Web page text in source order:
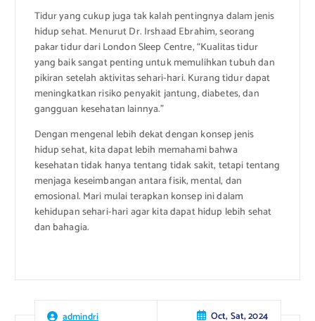
Tidur yang cukup juga tak kalah pentingnya dalam jenis
hidup sehat. Menurut Dr. Irshaad Ebrahim, seorang
pakar tidur dari London Sleep Centre, “Kualitas tidur
yang baik sangat penting untuk memulihkan tubuh dan
pikiran setelah aktivitas sehari-hari. Kurang tidur dapat
meningkatkan risiko penyakit jantung, diabetes, dan
gangguan kesehatan lainnya.”
Dengan mengenal lebih dekat dengan konsep jenis
hidup sehat, kita dapat lebih memahami bahwa
kesehatan tidak hanya tentang tidak sakit, tetapi tentang
menjaga keseimbangan antara fisik, mental, dan
emosional. Mari mulai terapkan konsep ini dalam
kehidupan sehari-hari agar kita dapat hidup lebih sehat
dan bahagia.
admindri Oct, Sat, 2024